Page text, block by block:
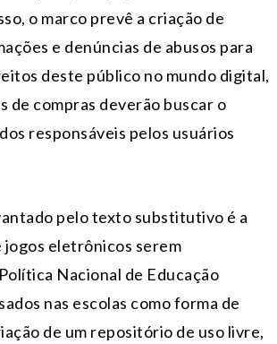
o marco prevê a criação de
e denúncias de abusos para
deste público no mundo digital,
de compras deverão buscar o
responsáveis pelos usuários
pelo texto substitutivo é a
jogos eletrônicos serem
Nacional de Educação
nas escolas como forma de
de um repositório de uso livre,